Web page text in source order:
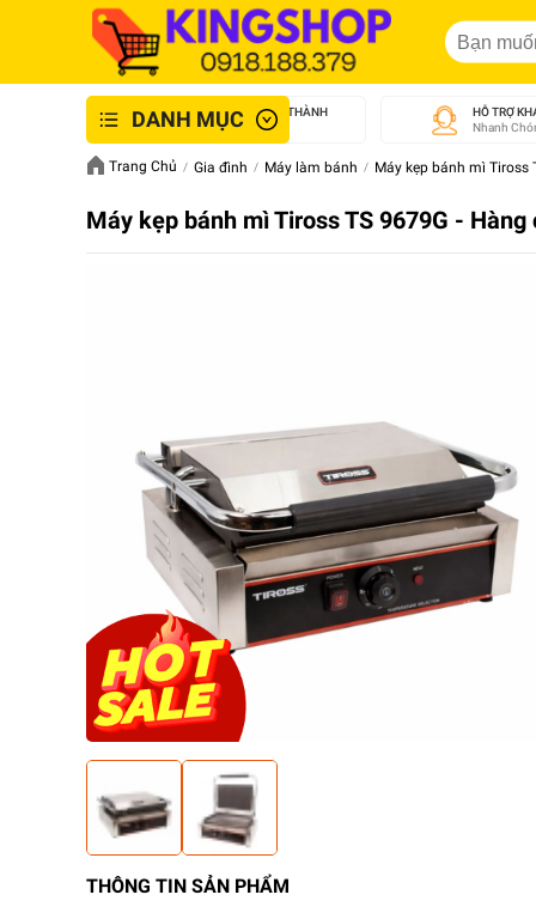
DANH MỤCGIAO NHANH NỘI THÀNH
An Toàn - Tận Tâm
HỖ TRỢ
Nhanh
Trang Chủ Gia đình Máy làm bánh Máy kẹp bánh mì Tiross
Máy kẹp bánh mì Tiross TS 9679G - Hàng
THÔNG TIN SẢN PHẨM